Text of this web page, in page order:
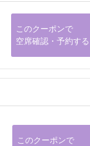
このクーポンで
空席確認・予約する
このクーポンで